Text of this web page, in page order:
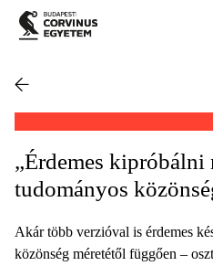
„Érdemes kipróbálni
tudományos
Akár több verzióval is érdemes
közönség méretétől függően –